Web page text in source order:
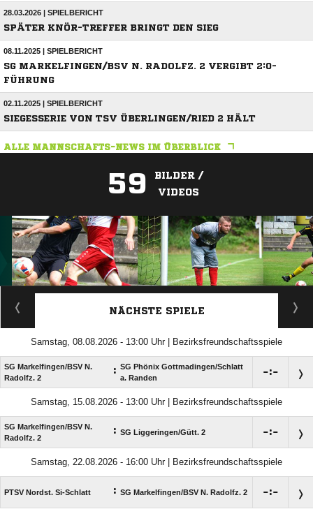
28.03.2026 | SPIELBERICHT
SPÄTER KNÖR-TREFFER BRINGT DEN SIEG
08.11.2025 | SPIELBERICHT
SG MARKELFINGEN/BSV N. RADOLFZ. 2 VERGIBT 2:0-
FÜHRUNG
02.11.2025 | SPIELBERICHT
SIEGESSERIE VON TSV ÜBERLINGEN/RIED 2 HÄLT
ALLE MANNSCHAFTS-NEWS IM ÜBERBLICK
59
BILDER /
VIDEOS
ANZEIGE
NÄCHSTE SPIELE
Samstag, 08.08.2026 - 13:00 Uhr | Bezirksfreundschaftsspiele
SG Markelfingen/​BSV N.
Radolfz. 2
: SG Phönix Gottmadingen/​Schlatt
a. Randen
:
Samstag, 15.08.2026 - 13:00 Uhr | Bezirksfreundschaftsspiele
SG Markelfingen/​BSV N.
Radolfz. 2
: SG Liggeringen/​Gütt. 2 :
Samstag, 22.08.2026 - 16:00 Uhr | Bezirksfreundschaftsspiele
PTSV Nordst. Si-Schlatt : SG Markelfingen/​BSV N. Radolfz. 2 :